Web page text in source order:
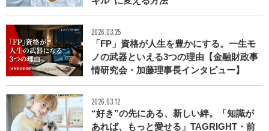
2026.03.25
「FP」資格が人生を豊かにする。一生モ
ノの武器といえる3つの理由【金融財政事
情研究会・加藤理事長インタビュー】
2026.03.12
“好き”の先にある、新しい絆。「知識が
あれば、もっと愛せる」TAGRIGHT・前